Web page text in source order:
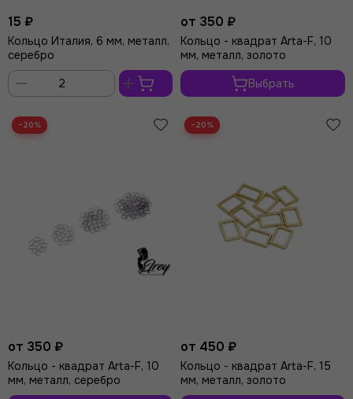
15 ₽
Кольцо Италия, 6 мм, металл,
серебро
корзину
от 350 ₽
Кольцо - квадрат Arta-F, 10
мм, металл, золото
Выбрать
−20%
от 350 ₽
Кольцо - квадрат Arta-F, 10
мм, металл, серебро
−20%
от 450 ₽
Кольцо - квадрат Arta-F, 15
мм, металл, золото